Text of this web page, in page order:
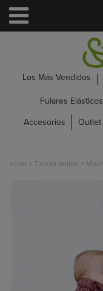
Los Más Vendidos
Fulares Elásticos
Accesorios
Inicio > Tienda online >